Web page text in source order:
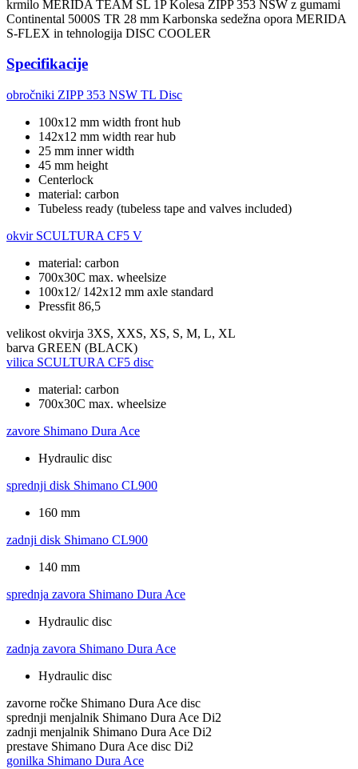
krmilo MERIDA TEAM SL 1P Kolesa ZIPP 353 NSW z gumami
Continental 5000S TR 28 mm Karbonska sedežna opora MERIDA
S-FLEX in tehnologija DISC COOLER
Specifikacije
obročniki ZIPP 353 NSW TL Disc
100x12 mm width front hub
142x12 mm width rear hub
25 mm inner width
45 mm height
Centerlock
material: carbon
Tubeless ready (tubeless tape and valves included)
okvir SCULTURA CF5 V
material: carbon
700x30C max. wheelsize
100x12/ 142x12 mm axle standard
Pressfit 86,5
velikost okvirja 3XS, XXS, XS, S, M, L, XL
barva GREEN (BLACK)
vilica SCULTURA CF5 disc
material: carbon
700x30C max. wheelsize
zavore Shimano Dura Ace
Hydraulic disc
sprednji disk Shimano CL900
160 mm
zadnji disk Shimano CL900
140 mm
sprednja zavora Shimano Dura Ace
Hydraulic disc
zadnja zavora Shimano Dura Ace
Hydraulic disc
zavorne ročke Shimano Dura Ace disc
sprednji menjalnik Shimano Dura Ace Di2
zadnji menjalnik Shimano Dura Ace Di2
prestave Shimano Dura Ace disc Di2
gonilka Shimano Dura Ace